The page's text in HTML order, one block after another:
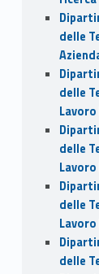
delle
delle
delle
delle
delle